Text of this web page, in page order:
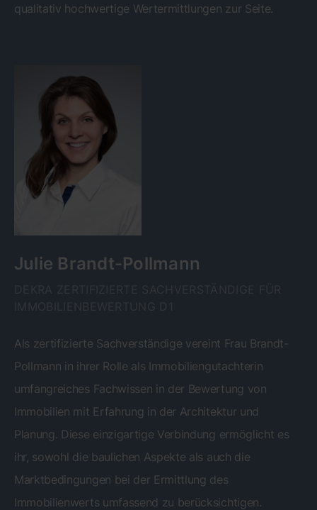
qualitativ hochwertige Wertermittlungen zur Seite.
Julie Brandt-Pollmann
Als zertifizierte Sachverständige vereint Frau Brandt-
Pollmann in ihrer Rolle als Immobiliengutachterin
umfangreiches Fachwissen in der Bewertung von
Immobilien mit Erfahrung in der Architektur und
Planung. Diese einzigartige Verbindung ermöglicht es
ihr, sowohl die baulichen Aspekte als auch die
Marktbedingungen bei der Ermittlung des
Immobilienwerts umfassend zu berücksichtigen.